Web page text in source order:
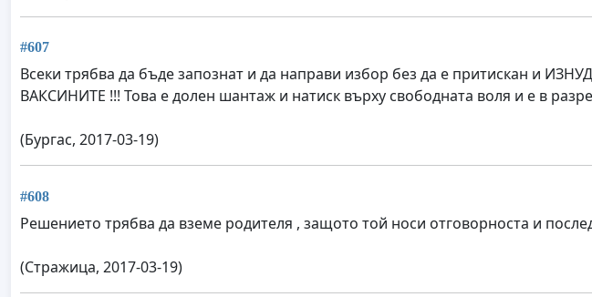
#607
Всеки трябва да бъде запознат и да направи избор без да е притискан и
ВАКСИНИТЕ !!! Това е долен шантаж и натиск върху свободната воля и е в
(Бургас, 2017-03-19)
#608
Решението трябва да вземе родителя , защото той носи отговорноста и
(Стражица, 2017-03-19)